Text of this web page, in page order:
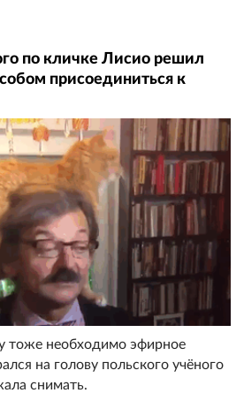
по кличке Лисио решил
присоединиться к
тоже необходимо эфирное
на голову польского учёного
снимать.